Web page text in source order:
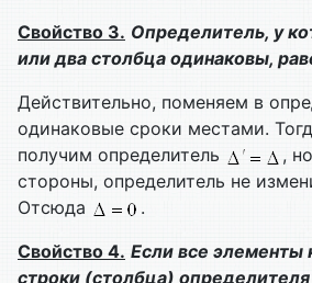
Свойство 3. Определитель, у
или два столбца одинаковы,
Действительно, поменяем в
одинаковые сроки местами.
получим определитель
,
стороны, определитель не
Отсюда
.
Свойство 4. Если все элементы
строки (столбца) определителя